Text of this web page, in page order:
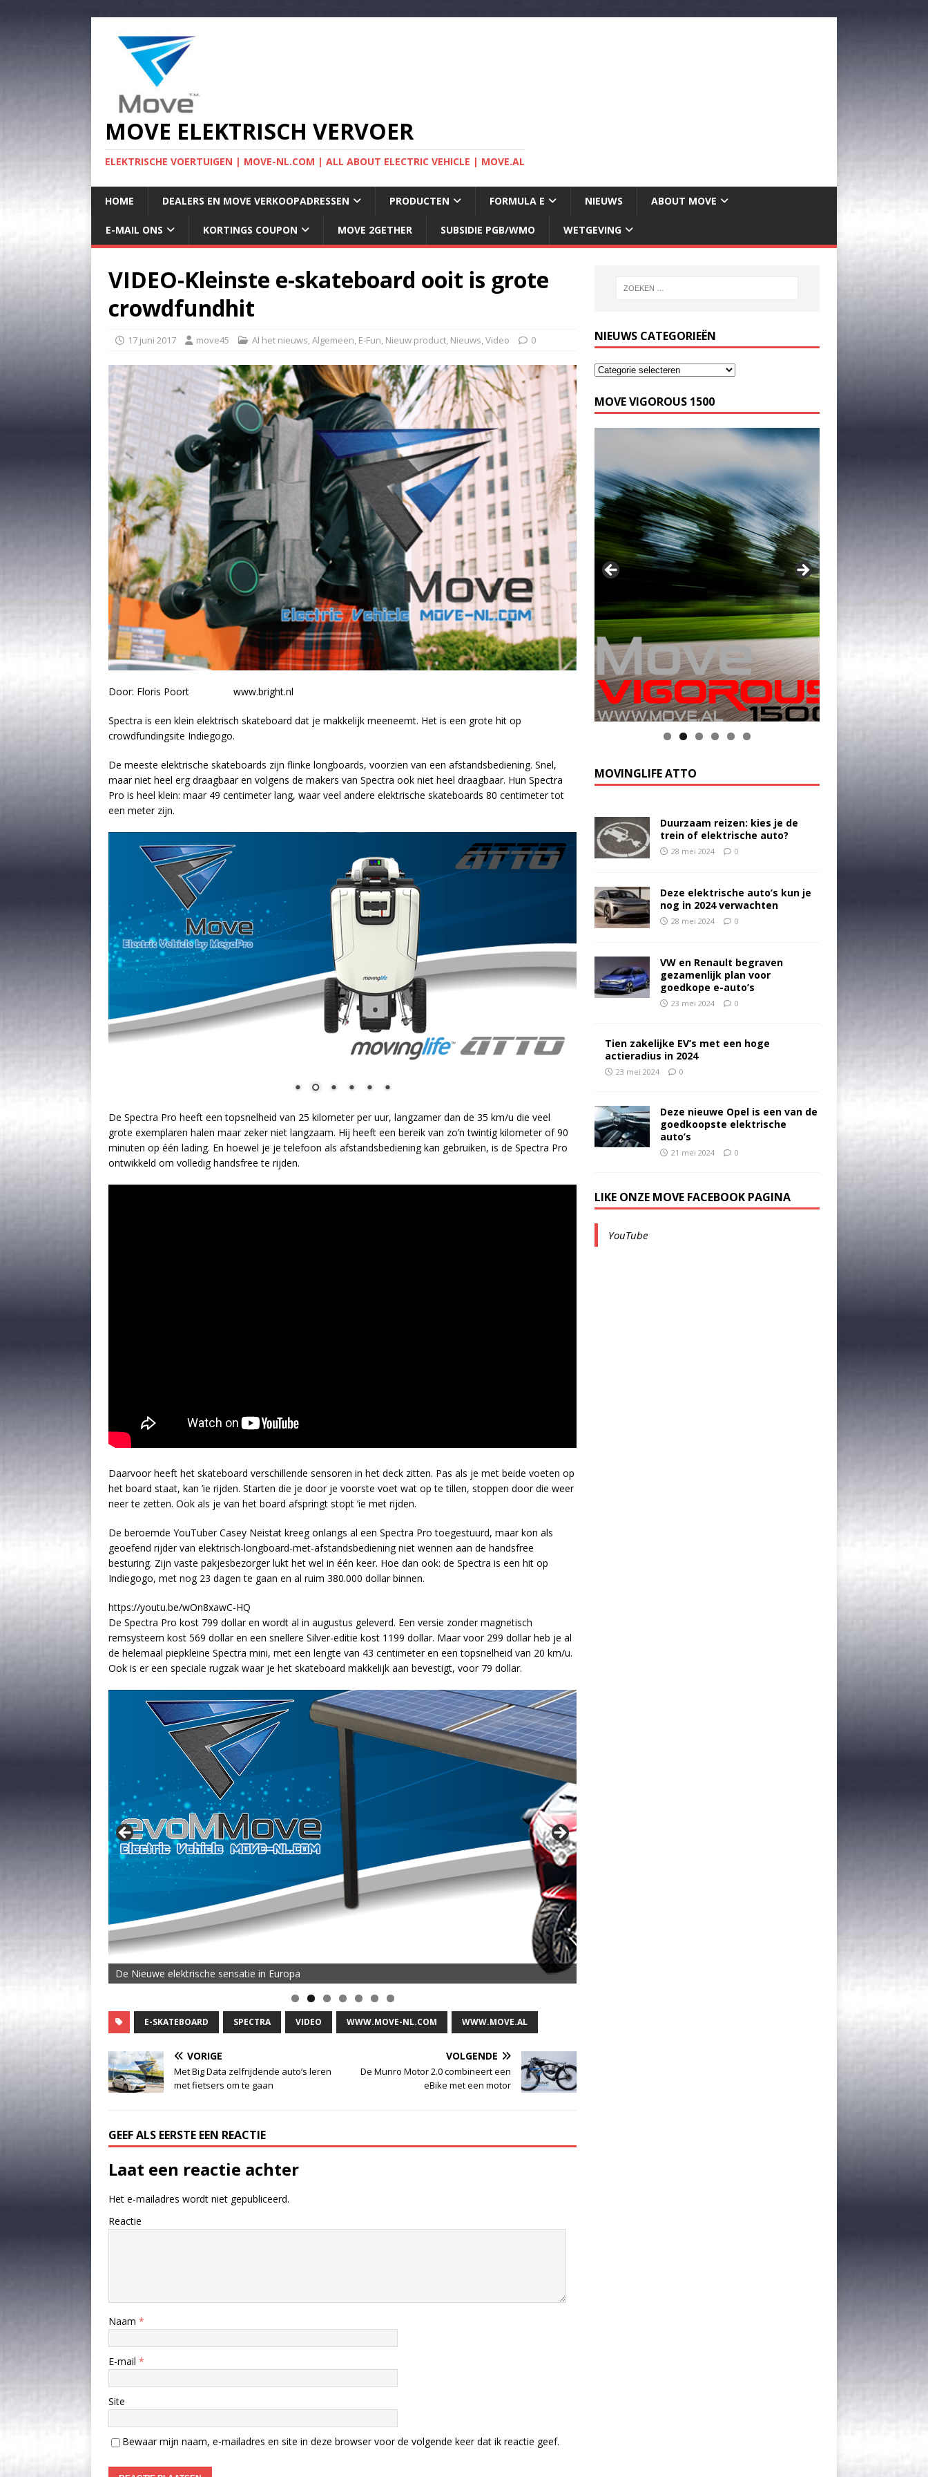
MOVE ELEKTRISCH VERVOER
ELEKTRISCHE VOERTUIGEN | MOVE-NL.COM | ALL ABOUT ELECTRIC VEHICLE | MOVE.AL
HOME DEALERS EN MOVE VERKOOPADRESSEN PRODUCTEN FORMULA E NIEUWS ABOUT MOVE
E-MAIL ONS KORTINGS COUPON MOVE 2GETHER SUBSIDIE PGB/WMO WETGEVING
VIDEO-Kleinste e-skateboard ooit is grote
crowdfundhit
17 juni 2017 move45 Al het nieuws,Algemeen, E-Fun, Nieuw product, Nieuws,Video 0
Door: Floris Poort www.bright.nl
Spectra is een klein elektrisch skateboard dat je makkelijk meeneemt. Het is een grote hit op
crowdfundingsite Indiegogo.
De meeste elektrische skateboards zijn flinke longboards, voorzien van een afstandsbediening. Snel,
maar niet heel erg draagbaar en volgens de makers van Spectra ook niet heel draagbaar. Hun Spectra
Pro is heel klein: maar 49 centimeter lang, waar veel andere elektrische skateboards 80 centimeter tot
een meter zijn.
De Spectra Pro heeft een topsnelheid van 25 kilometer per uur, langzamer dan de 35 km/u die veel
grote exemplaren halen maar zeker niet langzaam. Hij heeft een bereik van zo’n twintig kilometer of 90
minuten op één lading. En hoewel je je telefoon als afstandsbediening kan gebruiken, is de Spectra Pro
ontwikkeld om volledig handsfree te rijden.
Daarvoor heeft het skateboard verschillende sensoren in het deck zitten. Pas als je met beide voeten op
het board staat, kan ’ie rijden. Starten die je door je voorste voet wat op te tillen, stoppen door die weer
neer te zetten. Ook als je van het board afspringt stopt ’ie met rijden.
De beroemde YouTuber Casey Neistat kreeg onlangs al een Spectra Pro toegestuurd, maar kon als
geoefend rijder van elektrisch-longboard-met-afstandsbediening niet wennen aan de handsfree
besturing. Zijn vaste pakjesbezorger lukt het wel in één keer. Hoe dan ook: de Spectra is een hit op
Indiegogo, met nog 23 dagen te gaan en al ruim 380.000 dollar binnen.
https://youtu.be/wOn8xawC-HQ
De Spectra Pro kost 799 dollar en wordt al in augustus geleverd. Een versie zonder magnetisch
remsysteem kost 569 dollar en een snellere Silver-editie kost 1199 dollar. Maar voor 299 dollar heb je al
de helemaal piepkleine Spectra mini, met een lengte van 43 centimeter en een topsnelheid van 20 km/u.
Ook is er een speciale rugzak waar je het skateboard makkelijk aan bevestigt, voor 79 dollar.
De Nieuwe elektrische sensatie in Europa
De MOVE Vigorous 1500 Highline | 45 km Topsnelheid en 50 km Actieradius
E-SKATEBOARD SPECTRA VIDEO WWW.MOVE-NL.COM WWW.MOVE.AL
VORIGE
Met Big Data zelfrijdende auto’s leren
met fietsers om te gaan
VOLGENDE
De Munro Motor 2.0 combineert een
eBike met een motor
GEEF ALS EERSTE EEN REACTIE
Laat een reactie achter
Het e-mailadres wordt niet gepubliceerd.
Reactie
Naam *
E-mail *
Site
Bewaar mijn naam, e-mailadres en site in deze browser voor de volgende keer dat ik reactie geef.
NIEUWS CATEGORIEËN
MOVE VIGOROUS 1500
Klik op de foto voor meer informatie
MOVINGLIFE ATTO
Duurzaam reizen: kies je de
trein of elektrische auto?
28 mei 2024 0
Deze elektrische auto’s kun je
nog in 2024 verwachten
28 mei 2024 0
VW en Renault begraven
gezamenlijk plan voor
goedkope e-auto’s
23 mei 2024 0
Tien zakelijke EV’s met een hoge
actieradius in 2024
23 mei 2024 0
Deze nieuwe Opel is een van de
goedkoopste elektrische
auto’s
21 mei 2024 0
LIKE ONZE MOVE FACEBOOK PAGINA
YouTube